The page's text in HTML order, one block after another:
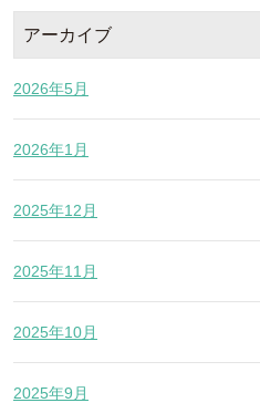
アーカイブ
2026年5月
2026年1月
2025年12月
2025年11月
2025年10月
2025年9月